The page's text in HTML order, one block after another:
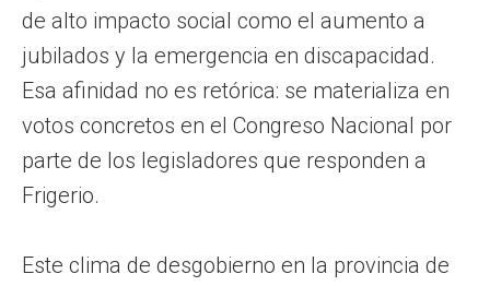
de alto impacto social como el aumento a
jubilados y la emergencia en discapacidad.
Esa afinidad no es retórica: se materializa en
votos concretos en el Congreso Nacional por
parte de los legisladores que responden a
Frigerio.
Este clima de desgobierno en la provincia de